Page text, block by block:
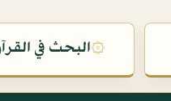
۞البحث في